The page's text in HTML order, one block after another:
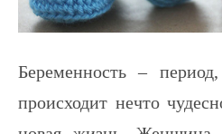
Беременность –
происходит нечто